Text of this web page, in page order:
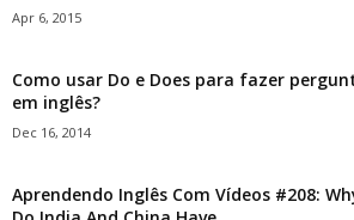
Apr 6, 2015
Como usar Do e Does para fazer
em inglês?
Dec 16, 2014
Aprendendo Inglês Com Vídeos #208: